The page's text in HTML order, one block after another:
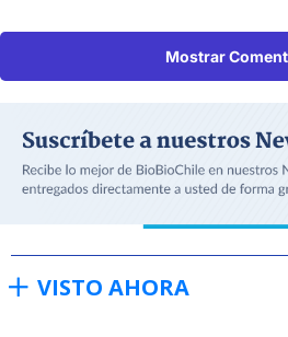
Mostrar
VISTO AHORA